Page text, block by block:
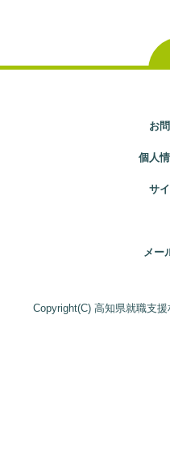
お
個人
サ
メー
Copyright(C) 高知県就職支